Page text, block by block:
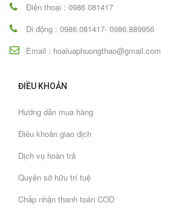
Điện thoại : 0986 081417
Di động : 0986.081417- 0986.889956
Email : hoaluaphuongthao@gmail.com
ĐIỀU KHOẢN
Hướng dẫn mua hàng
Điều khoản giao dịch
Dịch vụ hoàn trả
Quyền sở hữu trí tuệ
Chấp nhận thanh toán COD